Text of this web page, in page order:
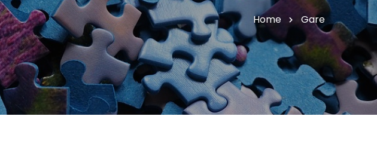
Home Gare